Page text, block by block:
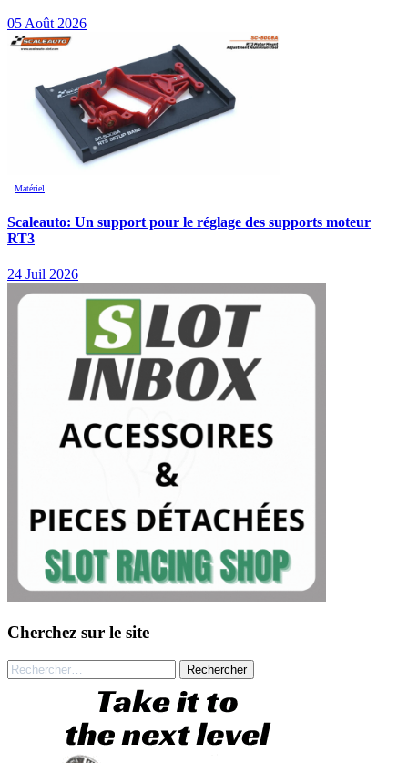
05 Août 2026
Matériel
Scaleauto: Un support pour le réglage des supports moteur
RT3
24 Juil 2026
Cherchez sur le site
Rechercher :